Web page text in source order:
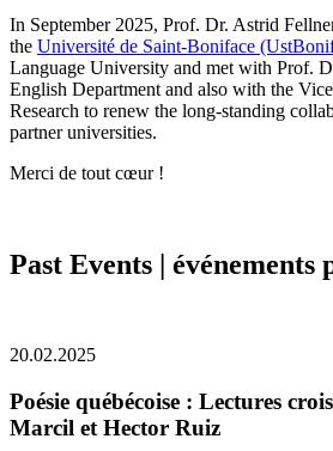
In September 2025, Prof. Dr. Astrid
the Université de Saint-Boniface
Language University and met with Prof.
English Department and also with the
Research to renew the long-standing
partner universities.
Merci de tout cœur !
Past Events | événements
20.02.2025
Poésie québécoise : Lectures
Marcil et Hector Ruiz